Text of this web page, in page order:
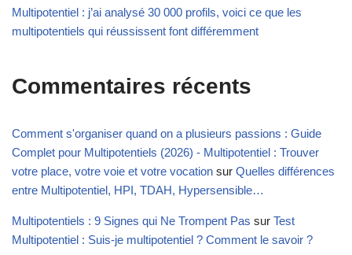
Multipotentiel : j’ai analysé 30 000 profils, voici ce que les
multipotentiels qui réussissent font différemment
Commentaires récents
Comment s'organiser quand on a plusieurs passions : Guide
Complet pour Multipotentiels (2026) - Multipotentiel : Trouver
votre place, votre voie et votre vocation sur Quelles différences
entre Multipotentiel, HPI, TDAH, Hypersensible…
Multipotentiels : 9 Signes qui Ne Trompent Pas sur Test
Multipotentiel : Suis-je multipotentiel ? Comment le savoir ?